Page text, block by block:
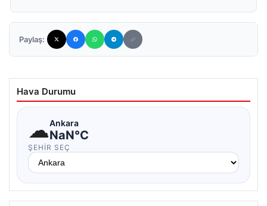
Paylaş:
Hava Durumu
☁Ankara
NaN°C
ŞEHIR SEÇ